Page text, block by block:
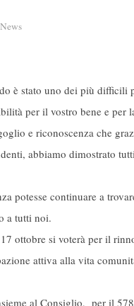
News
è stato uno dei più
per il vostro bene e per
e riconoscenza che
abbiamo dimostrato
potesse continuare a
a tutti noi.
ottobre si voterà per il
attiva alla vita
al Consiglio, per il